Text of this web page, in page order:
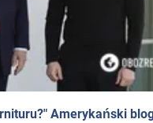
Amerykański